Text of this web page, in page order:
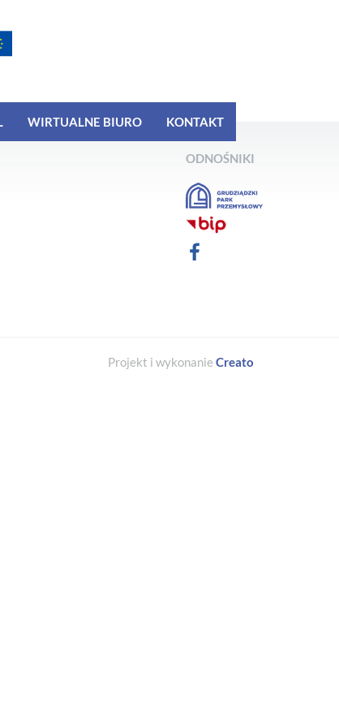
WIRTUALNE BIURO KONTAKT
ODNOŚNIKI
Projekt i wykonanie Creato